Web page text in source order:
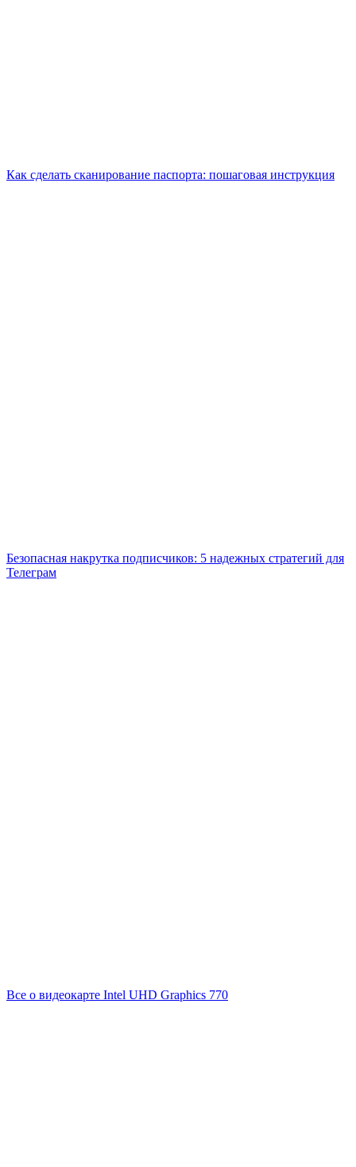
Как сделать сканирование паспорта: пошаговая инструкция
Безопасная накрутка подписчиков: 5 надежных стратегий для
Телеграм
Все о видеокарте Intel UHD Graphics 770